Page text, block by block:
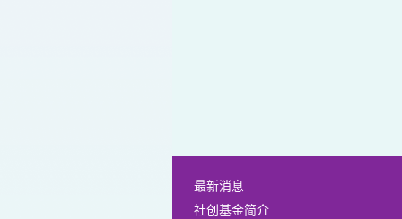
最新消息
社创基金简介